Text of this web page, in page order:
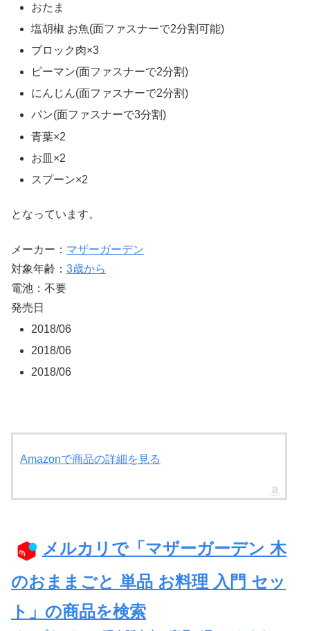
おたま
塩胡椒 お魚(面ファスナーで2分割可能)
ブロック肉×3
ピーマン(面ファスナーで2分割)
にんじん(面ファスナーで2分割)
パン(面ファスナーで3分割)
青葉×2
お皿×2
スプーン×2
となっています。
メーカー： マザーガーデン
対象年齢： 3歳から
電池：不要
発売日
2018/06
2018/06
2018/06
Amazonで商品の詳細を見る
メルカリで「マザーガーデン 木
のおままごと 単品 お料理 入門 セッ
ト」の商品を検索